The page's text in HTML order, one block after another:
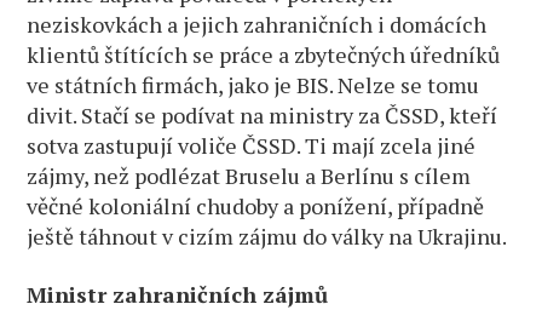
neziskovkách a jejich zahraničních i domácích
klientů štítících se práce a zbytečných úředníků
ve státních firmách, jako je BIS. Nelze se tomu
divit. Stačí se podívat na ministry za ČSSD, kteří
sotva zastupují voliče ČSSD. Ti mají zcela jiné
zájmy, než podlézat Bruselu a Berlínu s cílem
věčné koloniální chudoby a ponížení, případně
ještě táhnout v cizím zájmu do války na Ukrajinu.
Ministr zahraničních zájmů